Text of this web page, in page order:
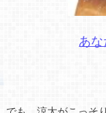
あ